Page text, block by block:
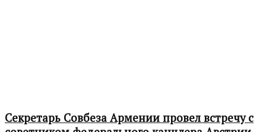
Секретарь Совбеза Армении провел встречу с